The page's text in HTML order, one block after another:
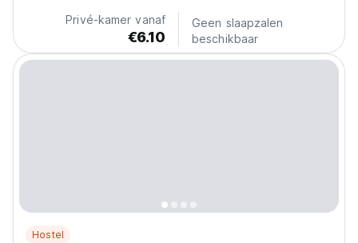
Privé-kamer vanaf
€6.10
Geen slaapzalen
beschikbaar
Hostel